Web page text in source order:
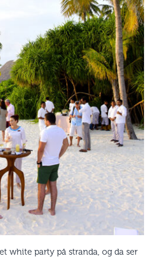
white party på stranda, og da ser